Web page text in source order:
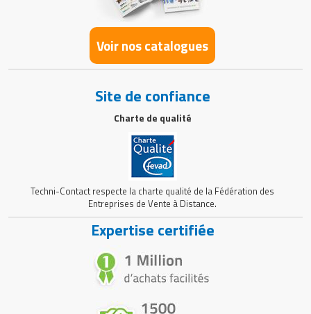
Gain de place grâce au stockage au sol et
au transport facilité
Contextes
Chantier de construction, dépôt de
matériel de coffrage, base vie
coffrage, sociétés d’échafaudage,
loueurs de matériel de chantier
Voir nos catalogues
Site de confiance
Charte de qualité
Techni-Contact respecte la charte qualité de la Fédération des
Entreprises de Vente à Distance.
Expertise certifiée